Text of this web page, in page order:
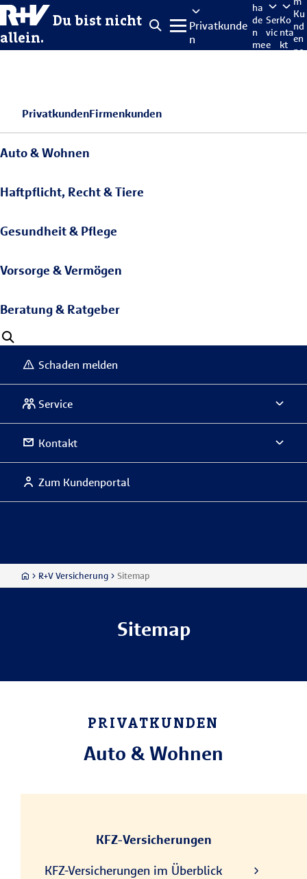
Du bist nicht
allein.
Privatkunde
n
ha
de
n
me
Ser
vic
e
Ko
nta
kt
Ku
nd
en
po
PrivatkundenFirmenkunden
Auto & Wohnen
Haftpflicht, Recht & Tiere
Gesundheit & Pflege
Vorsorge & Vermögen
Beratung & Ratgeber
Schaden melden
Service
Kontakt
Zum Kundenportal
R+V Versicherung Sitemap
Sitemap
PRIVATKUNDEN
Auto & Wohnen
KFZ-Versicherungen
KFZ-Versicherungen im Überblick